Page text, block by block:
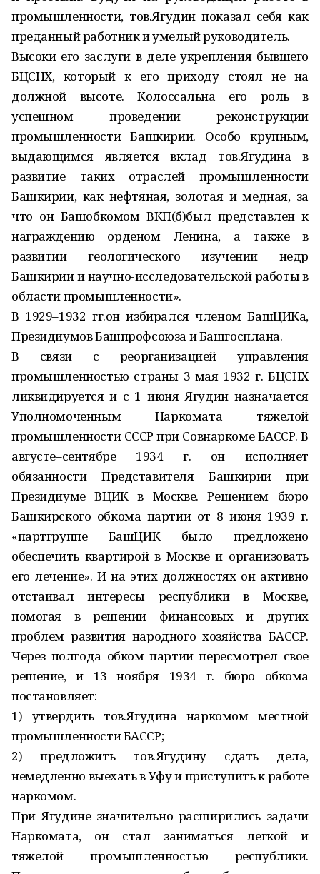
промышленности, тов.Ягудин показал себя как
преданный работник и умелый руководитель.
Высоки его заслуги в деле укрепления бывшего
БЦСНХ, который к его приходу стоял не на
должной высоте. Колоссальна его роль в
успешном проведении реконструкции
промышленности Башкирии. Особо крупным,
выдающимся является вклад тов.Ягудина в
развитие таких отраслей промышленности
Башкирии, как нефтяная, золотая и медная, за
что он Башобкомом ВКП(б)был представлен к
награждению орденом Ленина, а также в
развитии геологического изучении недр
Башкирии и научно-исследовательской работы в
области промышленности».
В 1929–1932 гг.он избирался членом БашЦИКа,
Президиумов Башпрофсоюза и Башгосплана.
В связи с реорганизацией управления
промышленностью страны 3 мая 1932 г. БЦСНХ
ликвидируется и с 1 июня Ягудин назначается
Уполномоченным Наркомата тяжелой
промышленности СССР при Совнаркоме БАССР. В
августе–сентябре 1934 г. он исполняет
обязанности Представителя Башкирии при
Президиуме ВЦИК в Москве. Решением бюро
Башкирского обкома партии от 8 июня 1939 г.
«партгруппе БашЦИК было предложено
обеспечить квартирой в Москве и организовать
его лечение». И на этих должностях он активно
отстаивал интересы респуб­лики в Москве,
помогая в решении финансовых и других
проблем развития народного хозяйства БАССР.
Через полгода обком партии пересмотрел свое
решение, и 13 ноября 1934 г. бюро обкома
постановляет:
1) утвердить тов.Ягудина наркомом местной
промышленности БАССР;
2) предложить тов.Ягудину сдать дела,
немедленно выехать в Уфу и приступить к работе
наркомом.
При Ягудине значительно расширились задачи
Наркомата, он стал заниматься легкой и
тяжелой промышленностью республики.